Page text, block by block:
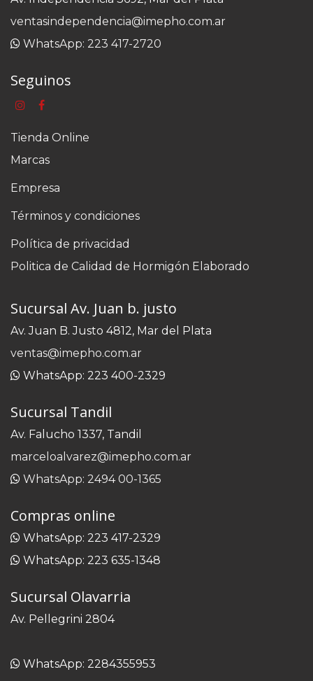
ventasindependencia@imepho.com.ar
WhatsApp: 223 417-2720
Seguinos
Tienda Online
Marcas
Empresa
Términos y condiciones
Política de privacidad
Politica de Calidad de Hormigón Elaborado
Sucursal Av. Juan b. justo
Av. Juan B. Justo 4812, Mar del Plata
ventas@imepho.com.ar
WhatsApp: 223 400-2329
Sucursal Tandil
Av. Falucho 1337, Tandil
marceloalvarez@imepho.com.ar
WhatsApp: 2494 00-1365
Compras online
WhatsApp: 223 417-2329
WhatsApp: 223 635-1348
Sucursal Olavarria
Av. Pellegrini 2804
WhatsApp: 2284355953